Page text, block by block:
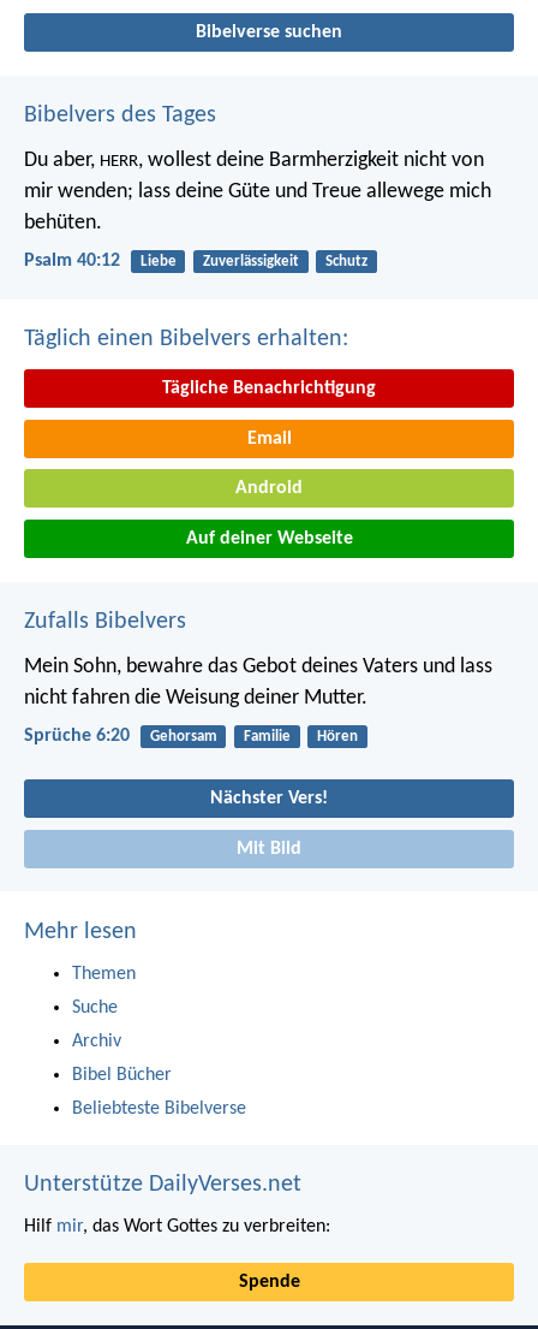
Bibelverse suchen
Bibelvers des Tages
Du aber, HERR, wollest deine Barmherzigkeit nicht von
mir wenden; lass deine Güte und Treue allewege mich
behüten.
Psalm 40:12 Liebe Zuverlässigkeit Schutz
Täglich einen Bibelvers erhalten:
Tägliche Benachrichtigung
Email
Android
Auf deiner Webseite
Zufalls Bibelvers
Mein Sohn, bewahre das Gebot deines Vaters und lass
nicht fahren die Weisung deiner Mutter.
Sprüche 6:20 Gehorsam Familie Hören
Nächster Vers!
Mit Bild
Mehr lesen
Themen
Suche
Archiv
Bibel Bücher
Beliebteste Bibelverse
Unterstütze DailyVerses.net
Hilf mir, das Wort Gottes zu verbreiten:
Spende